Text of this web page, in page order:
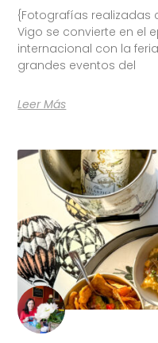
{Fotografías realizadas
Vigo se convierte en el
internacional con la
grandes eventos del
Leer Más